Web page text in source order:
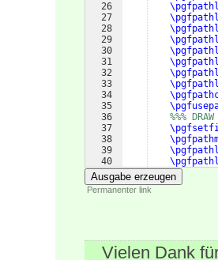
26
27
28
29
30
31
32
33
34
35
36
37
38
39
40
41
%%%
Ausgabe erzeugen
Permanenter link
Vielen Dank